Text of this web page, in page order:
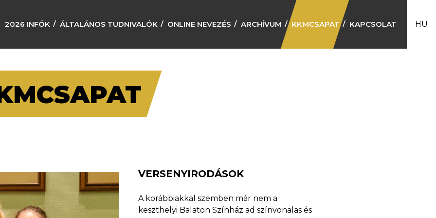
2026 INFÓK ÁLTALÁNOS TUDNIVALÓK ONLINE NEVEZÉS ARCHÍVUM KKMCSAPAT KAPCSOLAT HU
VERSENYIRODÁSOK
A korábbiakkal szemben már nem a
keszthelyi Balaton Színház ad színvonalas és